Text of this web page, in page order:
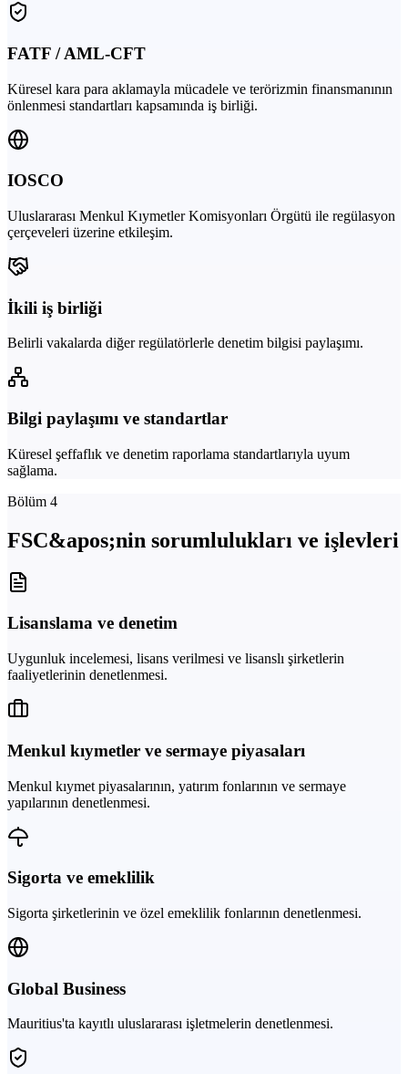
FATF / AML-CFT
Küresel kara para aklamayla mücadele ve terörizmin finansmanının
önlenmesi standartları kapsamında iş birliği.
IOSCO
Uluslararası Menkul Kıymetler Komisyonları Örgütü ile regülasyon
çerçeveleri üzerine etkileşim.
İkili iş birliği
Belirli vakalarda diğer regülatörlerle denetim bilgisi paylaşımı.
Bilgi paylaşımı ve standartlar
Küresel şeffaflık ve denetim raporlama standartlarıyla uyum
sağlama.
Bölüm 4
FSC&apos;nin sorumlulukları ve işlevleri
Lisanslama ve denetim
Uygunluk incelemesi, lisans verilmesi ve lisanslı şirketlerin
faaliyetlerinin denetlenmesi.
Menkul kıymetler ve sermaye piyasaları
Menkul kıymet piyasalarının, yatırım fonlarının ve sermaye
yapılarının denetlenmesi.
Sigorta ve emeklilik
Sigorta şirketlerinin ve özel emeklilik fonlarının denetlenmesi.
Global Business
Mauritius'ta kayıtlı uluslararası işletmelerin denetlenmesi.